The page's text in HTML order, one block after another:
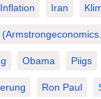
Inflation Iran
Obama Piigs
Ron Paul